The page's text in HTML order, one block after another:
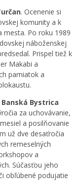
. Ocenenie si
komunity a k
mesta. Po roku 1989
náboženskej
Prispel tiež k
Makabi a
pamiatok a
Bystrica
za uchovávanie,
a posilňovanie
už dve desaťročia
remeselných
a
Súčasťou jeho
obľúbené podujatie